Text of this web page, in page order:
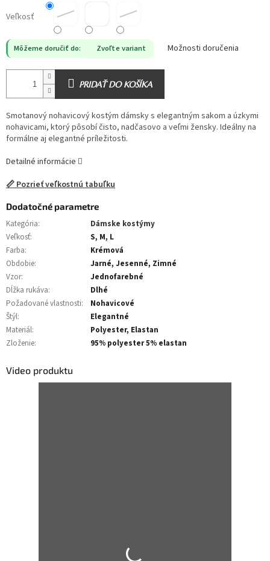
Veľkosť
Môžeme doručiť do: Zvoľte variant Možnosti doručenia
PRIDAŤ DO KOŠÍKA
Smotanový nohavicový kostým dámsky s elegantným sakom a úzkymi
nohavicami, ktorý pôsobí čisto, nadčasovo a veľmi žensky. Ideálny na
formálne aj elegantné príležitosti.
Detailné informácie
📏 Pozrieť veľkostnú tabuľku
Dodatočné parametre
Kategória:
Dámske kostýmy
Veľkosť:
S, M, L
Farba:
Krémová
Obdobie:
Jarné, Jesenné, Zimné
Vzor:
Jednofarebné
Dĺžka rukáva:
Dlhé
Požadované vlastnosti:
Nohavicové
Štýl:
Elegantné
Materiál:
Polyester, Elastan
Zloženie: 95% polyester 5% elastan
Video produktu